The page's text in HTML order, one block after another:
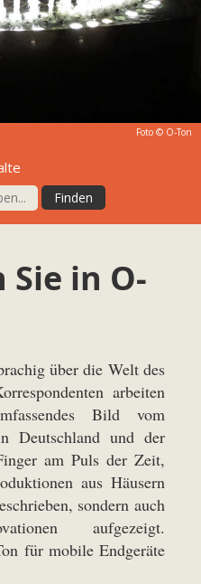
Foto © O-Ton
in O-
über die Welt des
arbeiten
Bild vom
Deutschland und der
am Puls der Zeit,
aus Häusern
sondern auch
aufgezeigt.
für mobile Endgeräte